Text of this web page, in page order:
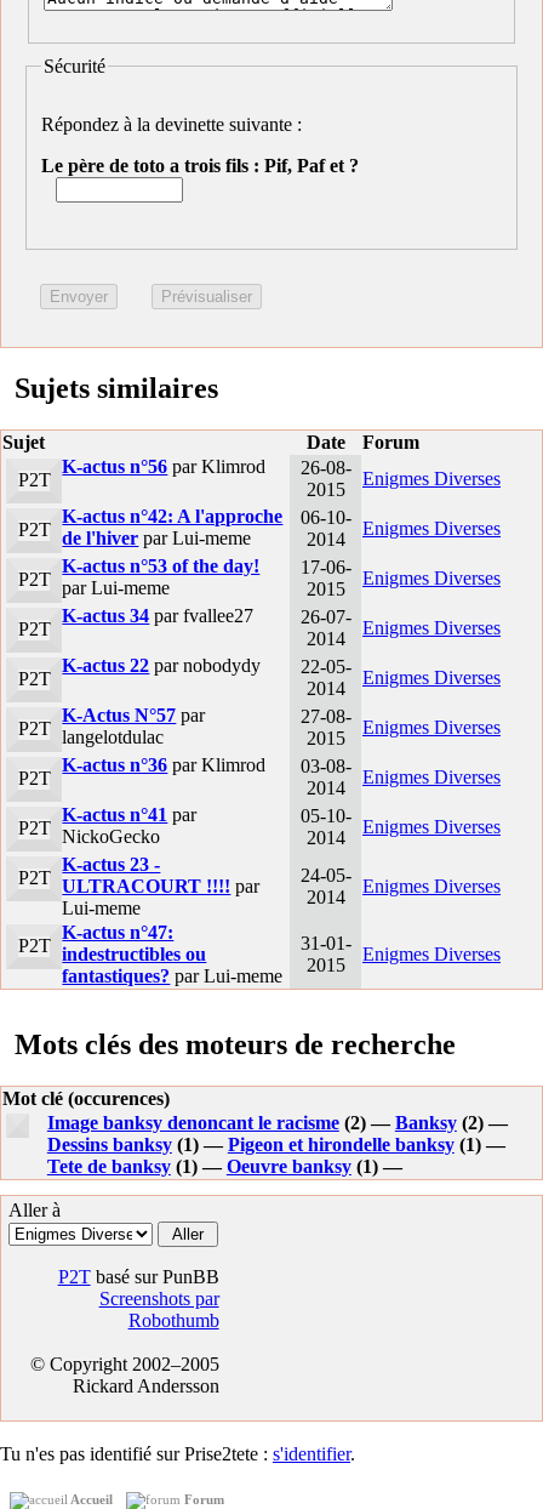
Sécurité
Répondez à la devinette suivante :
Le père de toto a trois fils : Pif, Paf et ?
Sujets similaires
Sujet Date
Forum
P2T
K-actus n°56 par Klimrod
26-08-
2015
Enigmes Diverses
P2T
K-actus n°42: A l'approche
de l'hiver par Lui-meme
06-10-
2014
Enigmes Diverses
P2T
K-actus n°53 of the day!
par Lui-meme
17-06-
2015
Enigmes Diverses
P2T
K-actus 34 par fvallee27
26-07-
2014
Enigmes Diverses
P2T
K-actus 22 par nobodydy
22-05-
2014
Enigmes Diverses
P2T
K-Actus N°57 par
langelotdulac
27-08-
2015
Enigmes Diverses
P2T
K-actus n°36 par Klimrod
03-08-
2014
Enigmes Diverses
P2T
K-actus n°41 par
NickoGecko
05-10-
2014
Enigmes Diverses
P2T
K-actus 23 -
ULTRACOURT !!!! par
Lui-meme
24-05-
2014
Enigmes Diverses
P2T
K-actus n°47:
indestructibles ou
fantastiques? par Lui-meme
31-01-
2015
Enigmes Diverses
Mots clés des moteurs de recherche
Mot clé (occurences)
Image banksy denoncant le racisme(2) —Banksy(2) —
Dessins banksy(1) —Pigeon et hirondelle banksy(1) —
Tete de banksy(1) —Oeuvre banksy(1) —
Aller à
P2Tbasé sur PunBB
Screenshots par
Robothumb
© Copyright 2002–2005
Rickard Andersson
Tu n'es pas identifié sur Prise2tete : s'identifier.
Accueil Forum